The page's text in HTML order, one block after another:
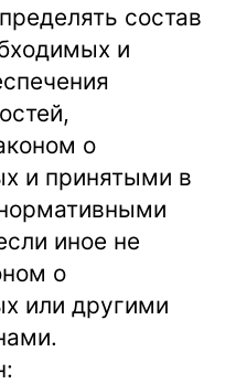
состав
и
о
и принятыми в
иное не
о
или другими